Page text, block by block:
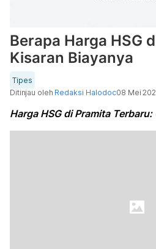
Berapa Harga HSG
Kisaran Biayanya
Tipes
Ditinjau oleh Redaksi Halodoc08 Mei
Harga HSG di Pramita